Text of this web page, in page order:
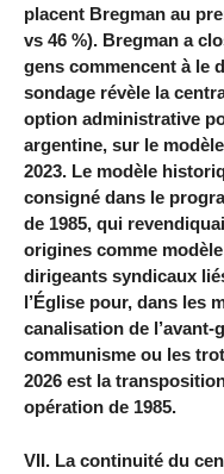
placent Bregman au
vs 46 %). Bregman a
gens commencent à le
sondage révèle la
option administrative
argentine, sur le
2023. Le modèle
consigné dans le
de 1985, qui
origines comme
dirigeants syndicaux
l’Église pour, dans les
canalisation de
communisme ou les
2026 est la
opération de 1985.
VII. La continuité du